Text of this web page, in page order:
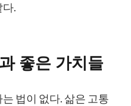
다.
좋은 가치들
법이 없다. 삶은 고통